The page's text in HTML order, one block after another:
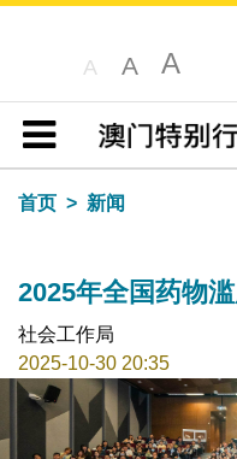
A A A
目录
首页
新闻
2025年全国药物
社会工作局
2025-10-30 20:35